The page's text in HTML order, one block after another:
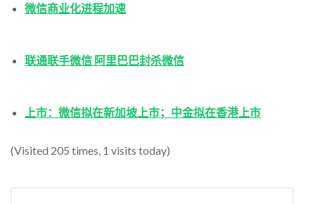
微信商业化进程加速
联通联手微信 阿里巴巴封杀微信
上市：微信拟在新加坡上市；中金拟在香港上市
(Visited 205 times, 1 visits today)